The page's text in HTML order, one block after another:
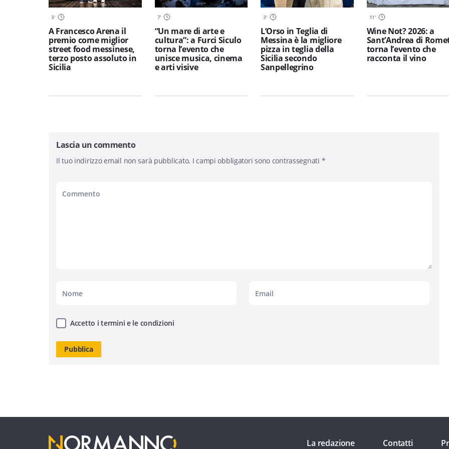
3'
A Francesco Arena il
premio come miglior
street food messinese,
terzo posto assoluto in
Sicilia
7'
“Un mare di arte e
cultura”: a Furci Siculo
torna l’evento che
unisce musica, cinema
e arti visive
3'
L’Orso in Teglia di
Messina è la migliore
pizza in teglia della
Sicilia secondo
Sanpellegrino
11'
Wine Not? 2026: a
Sant’Andrea di
torna l’evento che
racconta il vino
Lascia un commento
Il tuo indirizzo email non sarà pubblicato. I campi obbligatori sono contrassegnati *
Accetto i termini e le condizioni
La redazione Contatti